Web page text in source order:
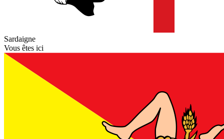
Sardaigne
Vous êtes ici